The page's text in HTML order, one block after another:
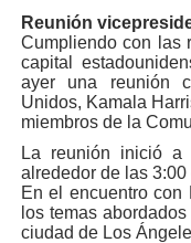
Reunión
Cumpliendo con las
capital
ayer una reunión
Unidos, Kamala
miembros de la
La reunión inició
alrededor de las 3:00
En el encuentro
los temas
ciudad de Los